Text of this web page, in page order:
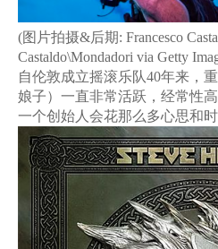
(图片拍摄&后期: Francesco
Castaldo\Mondadori via Getty
自伦敦成立摇滚乐队40年来，
娘子）一直非常活跃，经常性
一个创始人会花那么多心思和